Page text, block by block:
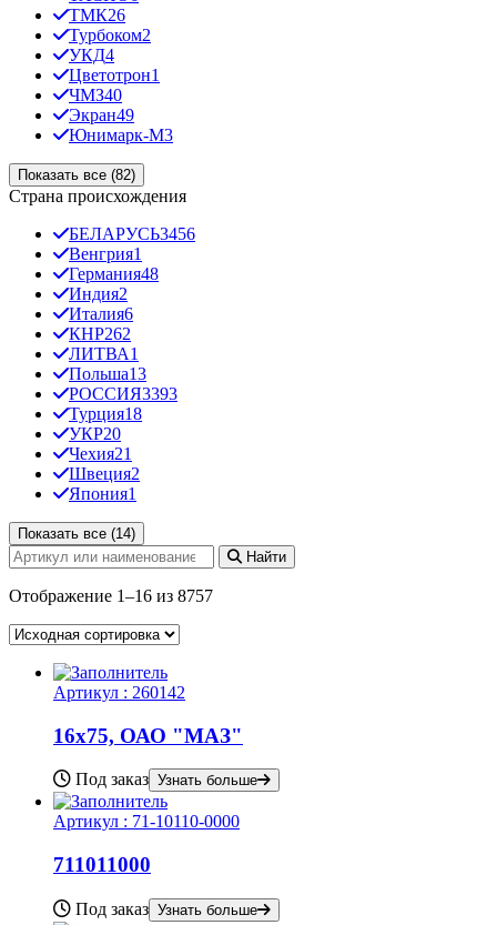
ТМК26
Турбоком2
УКД4
Цветотрон1
ЧМЗ40
Экран49
Юнимарк-М3
Показать все (82)
Страна происхождения
БЕЛАРУСЬ3456
Венгрия1
Германия48
Индия2
Италия6
КНР262
ЛИТВА1
Польша13
РОССИЯ3393
Турция18
УКР20
Чехия21
Швеция2
Япония1
Показать все (14)
Найти
Отображение 1–16 из 8757
Артикул : 260142
16х75, ОАО "МАЗ"
Под заказ Узнать больше
Артикул : 71-10110-0000
711011000
Под заказ Узнать больше